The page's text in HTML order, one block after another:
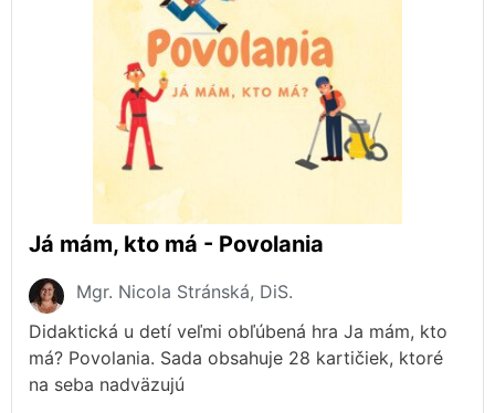
Já mám, kto má - Povolania
Mgr. Nicola Stránská, DiS.
Didaktická u detí veľmi obľúbená hra Ja mám, kto
má? Povolania. Sada obsahuje 28 kartičiek, ktoré
na seba nadväzujú